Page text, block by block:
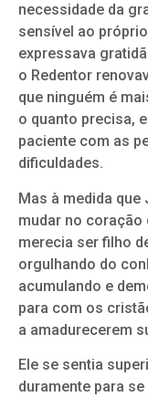
necessidade da
sensível ao
expressava
o Redentor
que ninguém é
o quanto precisa,
paciente com as
dificuldades.
Mas à medida
mudar no coração
merecia ser filho
orgulhando do
acumulando e
para com os
a amadurecerem
Ele se sentia
duramente para